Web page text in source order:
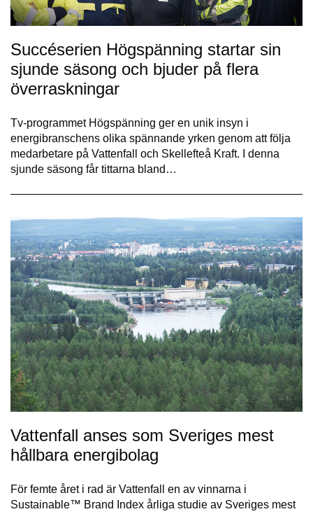
Succéserien Högspänning startar sin
sjunde säsong och bjuder på flera
överraskningar
Tv-programmet Högspänning ger en unik insyn i
energibranschens olika spännande yrken genom att följa
medarbetare på Vattenfall och Skellefteå Kraft. I denna
sjunde säsong får tittarna bland…
Vattenfall anses som Sveriges mest
hållbara energibolag
För femte året i rad är Vattenfall en av vinnarna i
Sustainable™ Brand Index årliga studie av Sveriges mest